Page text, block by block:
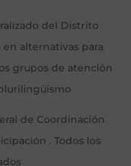
del Distrito
alternativas para
grupos de atención
de Coordinación
. Todos los